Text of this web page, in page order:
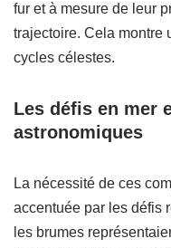
fur et à mesure de leur
trajectoire. Cela montre
cycles célestes.
Les défis en mer
astronomiques
La nécessité de ces
accentuée par les défis
les brumes